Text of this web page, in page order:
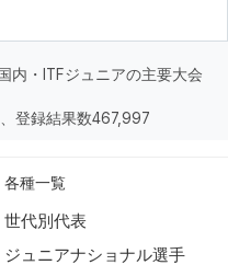
内・ITFジュニアの主要大会
登録結果数467,997
各種一覧
世代別代表
ジュニアナショナル選手